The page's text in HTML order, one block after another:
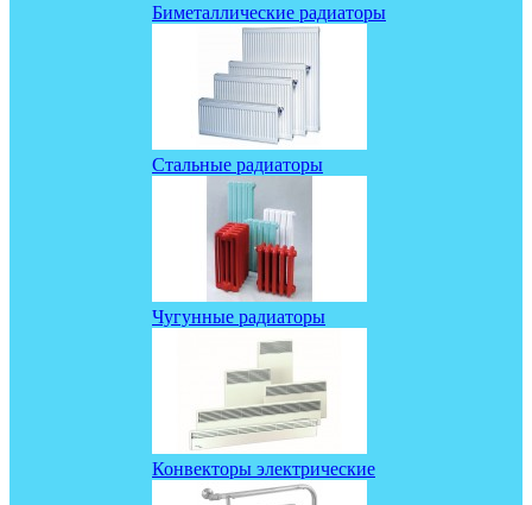
Биметаллические радиаторы
Стальные радиаторы
Чугунные радиаторы
Конвекторы электрические